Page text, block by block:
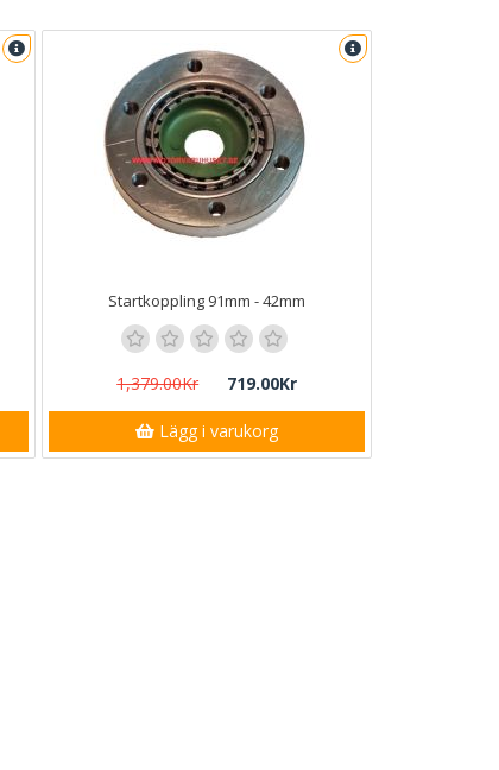
Startkoppling 91mm - 42mm
1,379.00Kr 719.00Kr
Lägg i varukorg